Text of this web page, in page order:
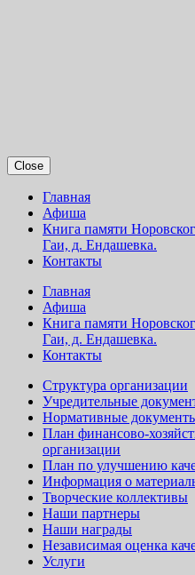
Close
Главная
Афиша
Книга памяти
Гаи, д. Ендашевка.
Контакты
Главная
Афиша
Книга памяти
Гаи, д. Ендашевка.
Контакты
Структура организации
Учредительные
Нормативные
План финансово-
организации
План по улучшению
Информация о
Творческие коллективы
Наши партнеры
Наши награды
Независимая оценка
Услуги